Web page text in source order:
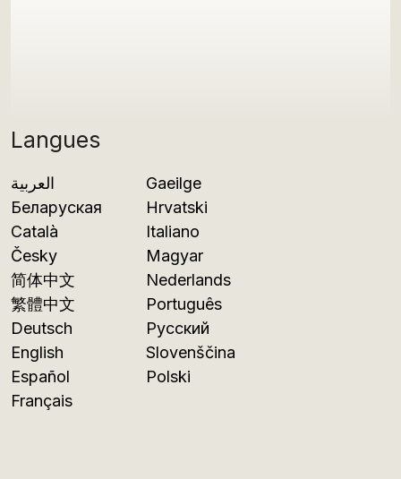
Langues
العربية
Беларуская
Català
Česky
简体中文
繁體中文
Deutsch
English
Español
Français
Gaeilge
Hrvatski
Italiano
Magyar
Nederlands
Português
Русский
Slovenščina
Polski